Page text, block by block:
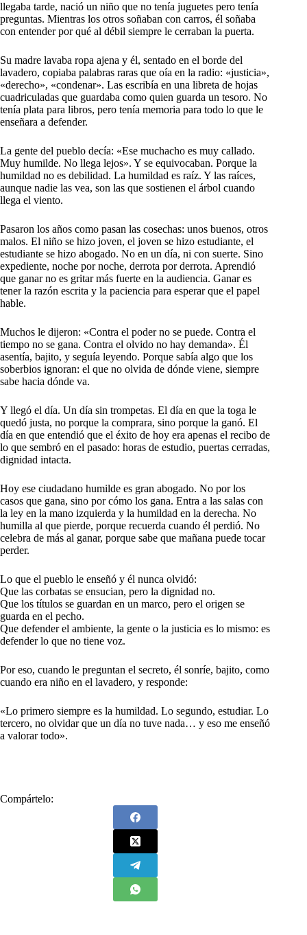
llegaba tarde, nació un niño que no tenía juguetes pero tenía
preguntas. Mientras los otros soñaban con carros, él soñaba
con entender por qué al débil siempre le cerraban la puerta.
Su madre lavaba ropa ajena y él, sentado en el borde del
lavadero, copiaba palabras raras que oía en la radio: «justicia»,
«derecho», «condenar». Las escribía en una libreta de hojas
cuadriculadas que guardaba como quien guarda un tesoro. No
tenía plata para libros, pero tenía memoria para todo lo que le
enseñara a defender.
La gente del pueblo decía: «Ese muchacho es muy callado.
Muy humilde. No llega lejos». Y se equivocaban. Porque la
humildad no es debilidad. La humildad es raíz. Y las raíces,
aunque nadie las vea, son las que sostienen el árbol cuando
llega el viento.
Pasaron los años como pasan las cosechas: unos buenos, otros
malos. El niño se hizo joven, el joven se hizo estudiante, el
estudiante se hizo abogado. No en un día, ni con suerte. Sino
expediente, noche por noche, derrota por derrota. Aprendió
que ganar no es gritar más fuerte en la audiencia. Ganar es
tener la razón escrita y la paciencia para esperar que el papel
hable.
Muchos le dijeron: «Contra el poder no se puede. Contra el
tiempo no se gana. Contra el olvido no hay demanda». Él
asentía, bajito, y seguía leyendo. Porque sabía algo que los
soberbios ignoran: el que no olvida de dónde viene, siempre
sabe hacia dónde va.
Y llegó el día. Un día sin trompetas. El día en que la toga le
quedó justa, no porque la comprara, sino porque la ganó. El
día en que entendió que el éxito de hoy era apenas el recibo de
lo que sembró en el pasado: horas de estudio, puertas cerradas,
dignidad intacta.
Hoy ese ciudadano humilde es gran abogado. No por los
casos que gana, sino por cómo los gana. Entra a las salas con
la ley en la mano izquierda y la humildad en la derecha. No
humilla al que pierde, porque recuerda cuando él perdió. No
celebra de más al ganar, porque sabe que mañana puede tocar
perder.
Lo que el pueblo le enseñó y él nunca olvidó:
Que las corbatas se ensucian, pero la dignidad no.
Que los títulos se guardan en un marco, pero el origen se
guarda en el pecho.
Que defender el ambiente, la gente o la justicia es lo mismo: es
defender lo que no tiene voz.
Por eso, cuando le preguntan el secreto, él sonríe, bajito, como
cuando era niño en el lavadero, y responde:
«Lo primero siempre es la humildad. Lo segundo, estudiar. Lo
tercero, no olvidar que un día no tuve nada… y eso me enseñó
a valorar todo».
Compártelo: